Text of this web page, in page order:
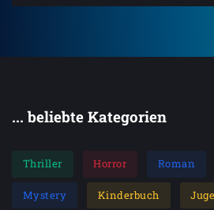
... beliebte Kategorien
Thriller Horror Roman
Mystery Kinderbuch